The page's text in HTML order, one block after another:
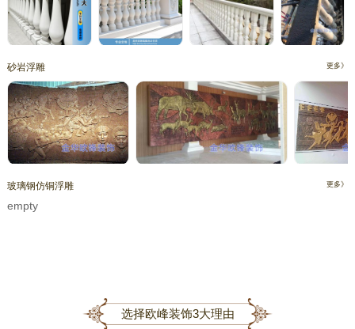
砂岩浮雕 更多》
玻璃钢仿铜浮雕 更多》
empty
选择欧峰装饰3大理由